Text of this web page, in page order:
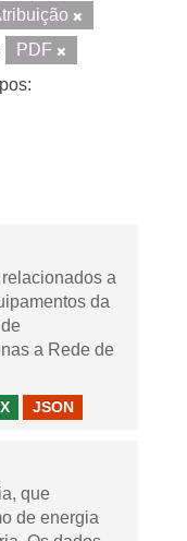
PDF
a
da
a Rede de
JSON
que
de energia